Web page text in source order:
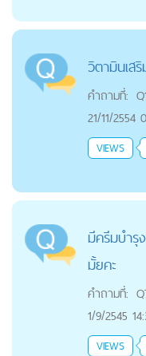
วิตามินเส
คำถามที่:
21/11/2554
VIEWS
มีครีมบำรุ
มั้ยคะ
คำถามที่:
1/9/2545
VIEWS